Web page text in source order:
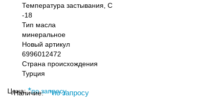
Температура застывания, С
-18
Тип масла
минеральное
Новый артикул
6996012472
Страна происхождения
Турция
Цена: *по запросу
Наличие: *по запросу